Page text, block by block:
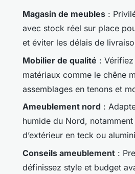
Magasin de meubles :
avec stock réel sur place
et éviter les délais de
Mobilier de qualité :
matériaux comme le chêne
assemblages en tenons et
Ameublement nord :
humide du Nord,
d’extérieur en teck ou
Conseils ameublement :
définissez style et budget